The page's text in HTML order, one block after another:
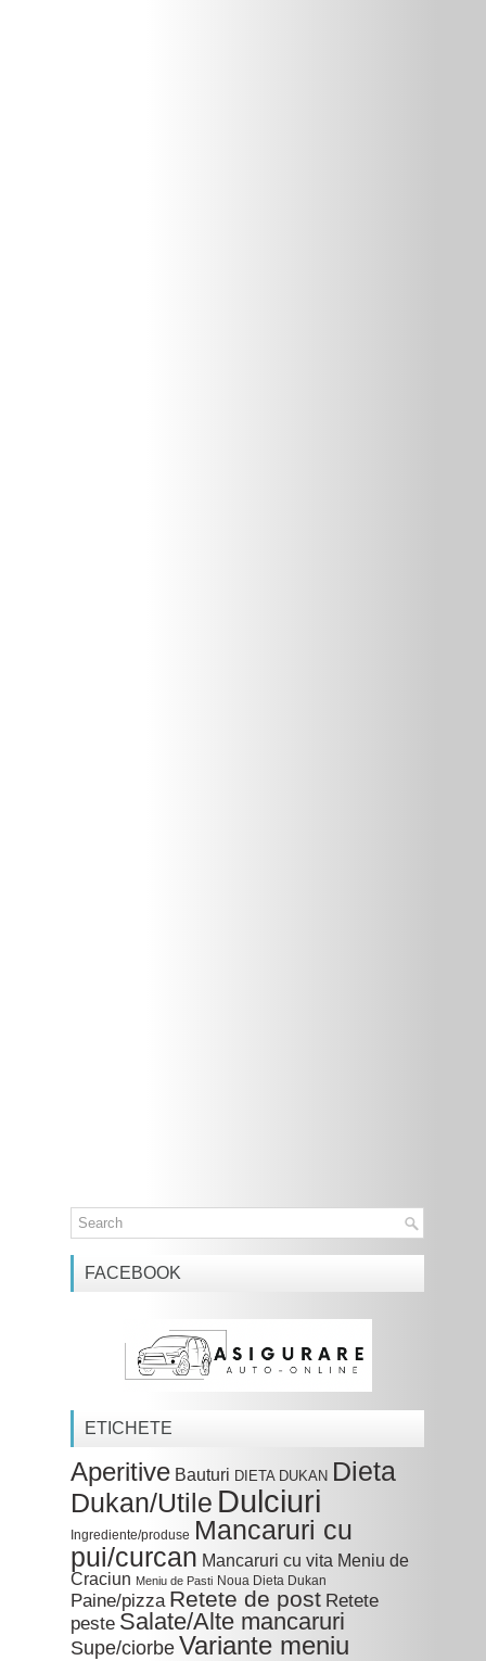
FACEBOOK
ETICHETE
Aperitive Bauturi DIETA DUKAN Dieta
Dukan/Utile Dulciuri
Ingrediente/produse Mancaruri cu
pui/curcan Mancaruri cu vita Meniu de
Craciun Meniu de Pasti Noua Dieta Dukan
Paine/pizza Retete de post Retete
peste Salate/Alte mancaruri
Supe/ciorbeVariante meniu